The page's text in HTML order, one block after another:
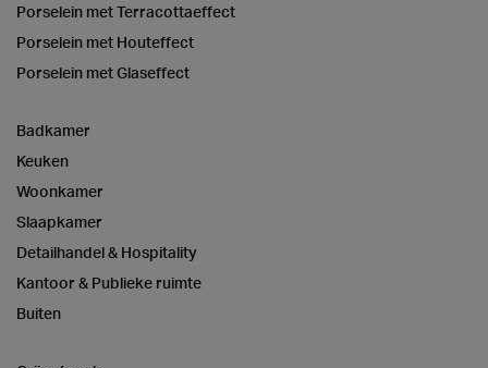
Porselein met Terracottaeffect
Porselein met Houteffect
Porselein met Glaseffect
Badkamer
Keuken
Woonkamer
Slaapkamer
Detailhandel & Hospitality
Kantoor & Publieke ruimte
Buiten